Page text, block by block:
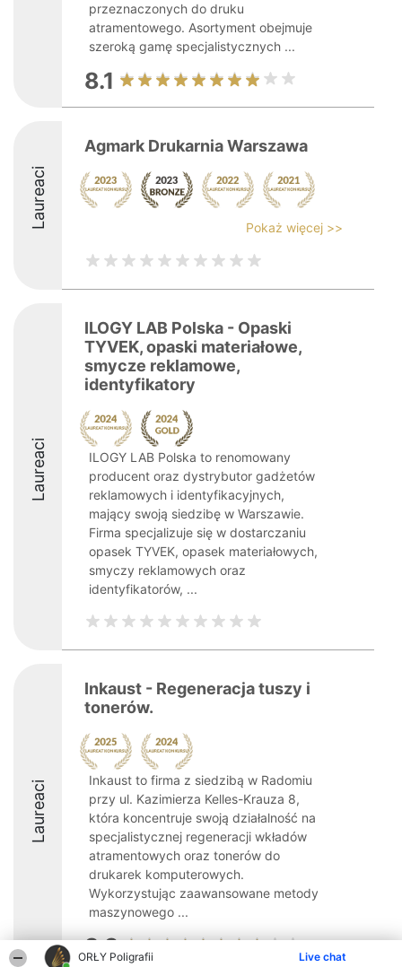
ORŁY Poligrafii Live chat
przeznaczonych do druku
atramentowego. Asortyment obejmuje
szeroką gamę specjalistycznych ...
8.1
Laureaci
Agmark Drukarnia Warszawa
Pokaż więcej >>
Laureaci
ILOGY LAB Polska - Opaski
TYVEK, opaski materiałowe,
smycze reklamowe,
identyfikatory
ILOGY LAB Polska to renomowany
producent oraz dystrybutor gadżetów
reklamowych i identyfikacyjnych,
mający swoją siedzibę w Warszawie.
Firma specjalizuje się w dostarczaniu
opasek TYVEK, opasek materiałowych,
smyczy reklamowych oraz
identyfikatorów, ...
Laureaci
Inkaust - Regeneracja tuszy i
tonerów.
Inkaust to firma z siedzibą w Radomiu
przy ul. Kazimierza Kelles-Krauza 8,
która koncentruje swoją działalność na
specjalistycznej regeneracji wkładów
atramentowych oraz tonerów do
drukarek komputerowych.
Wykorzystując zaawansowane metody
maszynowego ...
8.3